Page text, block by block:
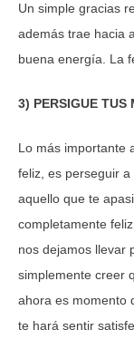
Un simple gracias
además trae hacia
buena energía. La
3) PERSIGUE TUS
Lo más importante
feliz, es perseguir
aquello que te
completamente
nos dejamos llevar
simplemente creer
ahora es momento
te hará sentir